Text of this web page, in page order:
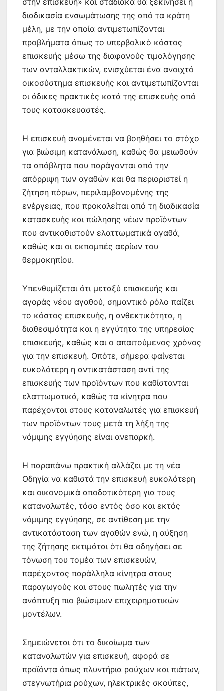
διαδικασία ενσωμάτωσης της από τα κράτη
μέλη, με την οποία αντιμετωπίζονται
προβλήματα όπως το υπερβολικό κόστος
επισκευής μέσω της διαφανούς τιμολόγησης
των ανταλλακτικών, ενισχύεται ένα ανοιχτό
οικοσύστημα επισκευής και αντιμετωπίζονται
οι άδικες πρακτικές κατά της επισκευής από
τους κατασκευαστές.
Η επισκευή αναμένεται να βοηθήσει το στόχο
για βιώσιμη κατανάλωση, καθώς θα μειωθούν
τα απόβλητα που παράγονται από την
απόρριψη των αγαθών και θα περιοριστεί η
ζήτηση πόρων, περιλαμβανομένης της
ενέργειας, που προκαλείται από τη διαδικασία
κατασκευής και πώλησης νέων προϊόντων
που αντικαθιστούν ελαττωματικά αγαθά,
καθώς και οι εκπομπές αερίων του
θερμοκηπίου.
Υπενθυμίζεται ότι μεταξύ επισκευής και
αγοράς νέου αγαθού, σημαντικό ρόλο παίζει
το κόστος επισκευής, η ανθεκτικότητα, η
διαθεσιμότητα και η εγγύτητα της υπηρεσίας
επισκευής, καθώς και ο απαιτούμενος χρόνος
για την επισκευή. Οπότε, σήμερα φαίνεται
ευκολότερη η αντικατάσταση αντί της
επισκευής των προϊόντων που καθίστανται
ελαττωματικά, καθώς τα κίνητρα που
παρέχονται στους καταναλωτές για επισκευή
των προϊόντων τους μετά τη λήξη της
νόμιμης εγγύησης είναι ανεπαρκή.
Η παραπάνω πρακτική αλλάζει με τη νέα
Οδηγία να καθιστά την επισκευή ευκολότερη
και οικονομικά αποδοτικότερη για τους
καταναλωτές, τόσο εντός όσο και εκτός
νόμιμης εγγύησης, σε αντίθεση με την
αντικατάσταση των αγαθών ενώ, η αύξηση
της ζήτησης εκτιμάται ότι θα οδηγήσει σε
τόνωση του τομέα των επισκευών,
παρέχοντας παράλληλα κίνητρα στους
παραγωγούς και στους πωλητές για την
ανάπτυξη πιο βιώσιμων επιχειρηματικών
μοντέλων.
Σημειώνεται ότι το δικαίωμα των
καταναλωτών για επισκευή, αφορά σε
προϊόντα όπως πλυντήρια ρούχων και πιάτων,
στεγνωτήρια ρούχων, ηλεκτρικές σκούπες,